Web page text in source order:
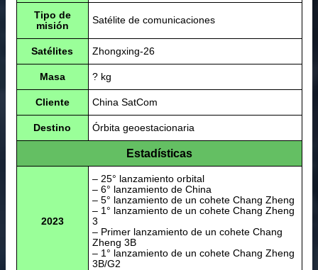
Tipo de
misión
Satélite de comunicaciones
Satélites Zhongxing-26
Masa ? kg
Cliente China SatCom
Destino Órbita geoestacionaria
Estadísticas
2023
– 25° lanzamiento orbital
– 6° lanzamiento de China
– 5° lanzamiento de un cohete Chang Zheng
– 1° lanzamiento de un cohete Chang Zheng
3
– Primer lanzamiento de un cohete Chang
Zheng 3B
– 1° lanzamiento de un cohete Chang Zheng
3B/G2